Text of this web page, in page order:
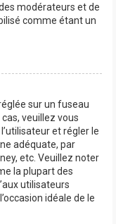
modérateurs et de
comme étant un
sur un fuseau
veuillez vous
et régler le
adéquate, par
etc. Veuillez noter
la plupart des
utilisateurs
idéale de le